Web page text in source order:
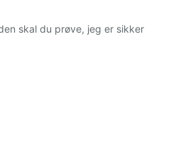
skal du prøve, jeg er sikker